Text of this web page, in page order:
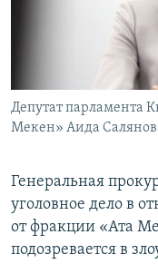
Депутат парламента
Мекен» Аида
Генеральная
уголовное дело в
от фракции «Ата
подозревается в